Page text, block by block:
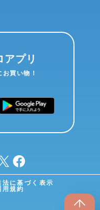
アプリ
買い物！
facebook
法に基づく表示
用規約